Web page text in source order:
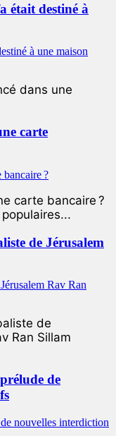
était destiné à
dans une
carte
carte bancaire ?
de Jérusalem
de
Ran Sillam
de